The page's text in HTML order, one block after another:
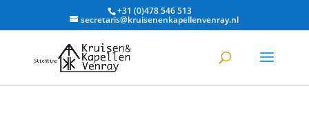
+31 (0)478 546 513
secretaris@kruisenenkapellenvenray.nl